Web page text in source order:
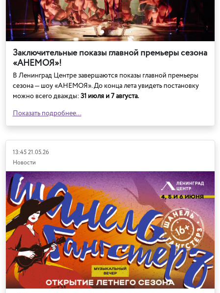
Заключительные показы главной премьеры сезона
«АНЕМОЯ»!
В Ленинград Центре завершаются показы главной премьеры
сезона — шоу «АНЕМОЯ». До конца лета увидеть постановку
можно всего дважды: 31 июля и 7 августа.
Показать подробнее...
13:45 21.05.26
Новости